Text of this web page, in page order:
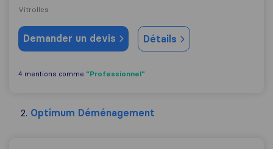
Vitrolles
Demander un devis Détails
4 mentions comme "Professionnel"
Optimum Déménagement